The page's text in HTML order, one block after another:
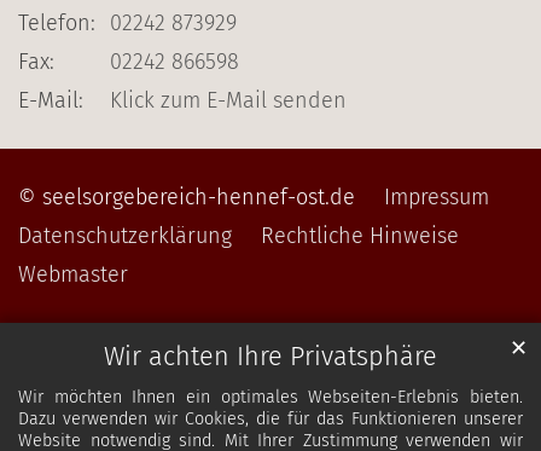
Wir achten Ihre Privatsphäre
Wir möchten Ihnen ein optimales Webseiten-Erlebnis bieten.
Dazu verwenden wir Cookies, die für das Funktionieren unserer
Website notwendig sind. Mit Ihrer Zustimmung verwenden wir
✕
Telefon:
02242 873929
Fax:
02242 866598
E-Mail:
Klick zum E-Mail senden
© seelsorgebereich-hennef-ost.de
Impressum
Datenschutzerklärung
Rechtliche Hinweise
Webmaster